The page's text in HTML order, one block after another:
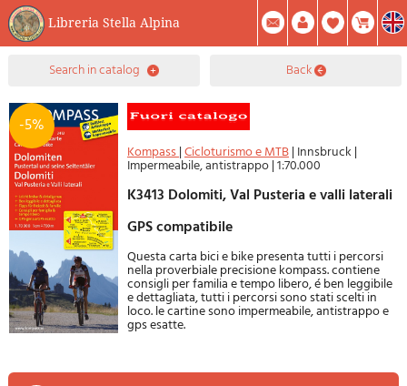
Libreria Stella Alpina
0Item(s) In Your Cart
Summary
Facebook
Create Account
search in catalog back
-5%
Kompass|Cicloturismo e MTB| Innsbruck|
Impermeabile, antistrappo|1:70.000
K3413 Dolomiti, Val Pusteria e valli laterali
GPS compatibile
Questa carta bici e bike presenta tutti i percorsi
nella proverbiale precisione kompass. contiene
consigli per familia e tempo libero, é ben leggibile
e dettagliata, tutti i percorsi sono stati scelti in
loco. le cartine sono impermeabile, antistrappo e
gps esatte.